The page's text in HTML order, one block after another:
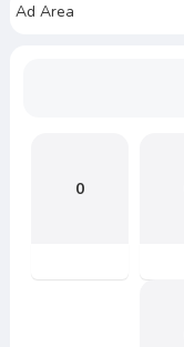
Ad Area
0